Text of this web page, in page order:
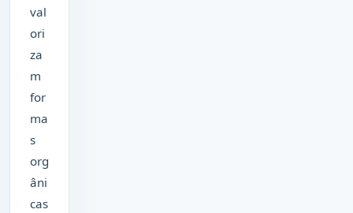
val
ori
za
m
for
ma
s
org
âni
cas